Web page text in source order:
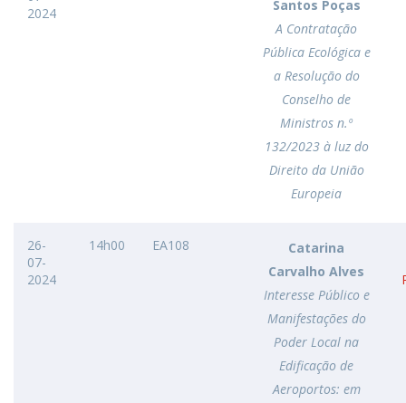
2024
Santos Poças
A Contratação
Pública Ecológica e
a Resolução do
Conselho de
Ministros n.º
132/2023 à luz do
Direito da União
Europeia
26-
07-
2024
14h00 EA108
Catarina
Carvalho Alves
Interesse Público e
Manifestações do
Poder Local na
Edificação de
Aeroportos: em